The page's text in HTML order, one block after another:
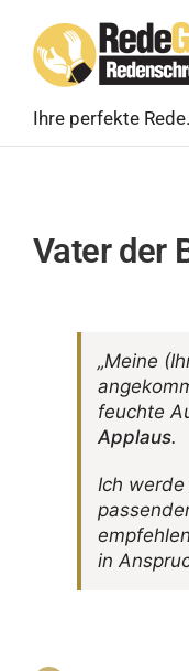
content
Ihre perfekte Rede.
Vater der
„Meine
feuchte
Applaus.
Ich werde
in